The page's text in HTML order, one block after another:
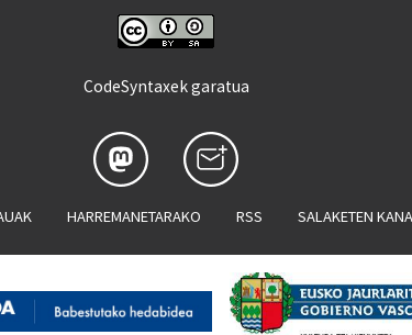
CodeSyntaxek garatua
HARREMANETARAKO RSS SALAKETEN